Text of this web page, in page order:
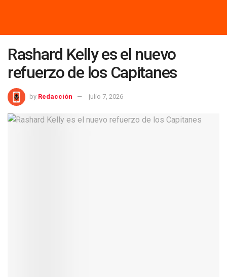
Rashard Kelly es el nuevo
refuerzo de los Capitanes
by Redacción julio 7, 2026